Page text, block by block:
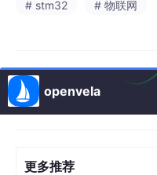
# stm32 # 物联网
openvela
更多推荐